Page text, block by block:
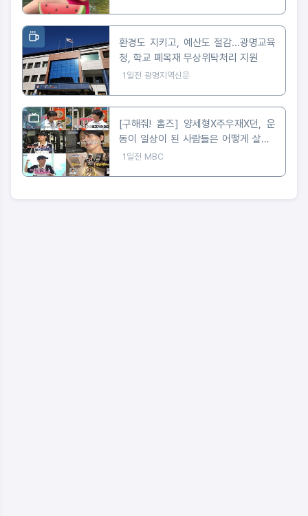
환경도 지키고, 예산도 절감...광명교육
청, 학교 폐목재 무상위탁처리 지원
1일전 광명지역신문
[구해줘! 홈즈] 양세형X주우재X던, 운
동이 일상이 된 사람들은 어떻게 살까?
'운동세권' 임장 특집!
1일전 MBC